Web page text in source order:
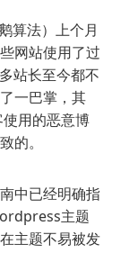
算法）上个月
网站使用了过
站长至今都不
一巴掌，其
用的恶意博
的。
中已经明确指
主题
主题不易被发